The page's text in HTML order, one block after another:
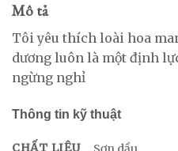
Mô tả
Tôi yêu thích loài hoa
dương luôn là một định
ngừng nghỉ
Thông tin kỹ thuật
CHẤT LIỆU